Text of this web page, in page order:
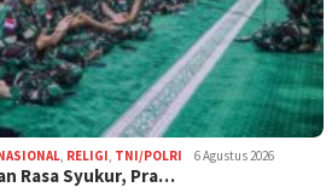
, RELIGI, TNI/POLRI 6 Agustus 2026
Rasa Syukur, Pra…